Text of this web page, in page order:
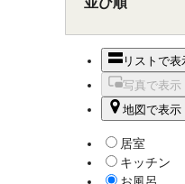
リストで表
写真で表示
地図で表示
居室
キッチン
お風呂